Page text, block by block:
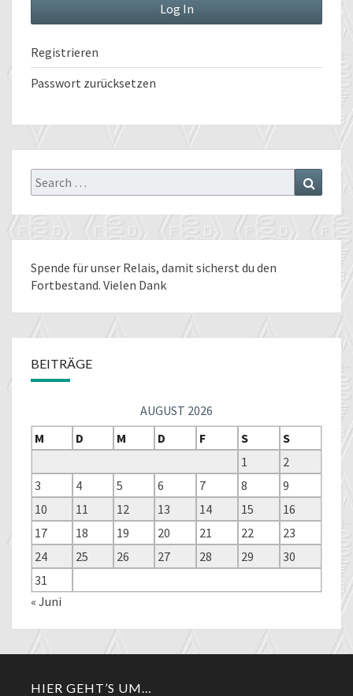
Registrieren
Passwort zurücksetzen
Search
for:
Spende für unser Relais, damit sicherst du den
Fortbestand. Vielen Dank
BEITRÄGE
AUGUST 2026
M
D M D F S
S
1
2
3
4 5 6 7 8
9
10
11 12 13 14 15
16
17
18 19 20 21 22
23
24
25 26 27 28 29
30
31
« Juni
HIER GEHT’S UM…